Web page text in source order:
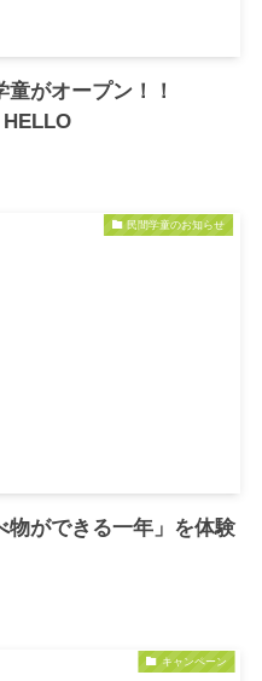
がオープン！！
民間学童のお知らせ
物ができる一年」を体験
キャンペーン